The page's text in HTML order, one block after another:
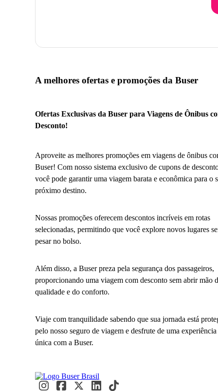
A melhores ofertas e promoções da Buser
Ofertas Exclusivas da Buser para Viagens de Ônibus
Desconto!
Aproveite as melhores promoções em viagens de ônibus
Buser! Com nosso sistema exclusivo de cupons de
você pode garantir uma viagem barata e econômica para o
próximo destino.
Nossas promoções oferecem descontos incríveis em rotas
selecionadas, permitindo que você explore novos lugares
pesar no bolso.
Além disso, a Buser preza pela segurança dos passageiros,
proporcionando uma viagem com desconto sem abrir mão
qualidade e do conforto.
Viaje com tranquilidade sabendo que sua jornada está
pelo nosso seguro de viagem e desfrute de uma experiência
única com a Buser.